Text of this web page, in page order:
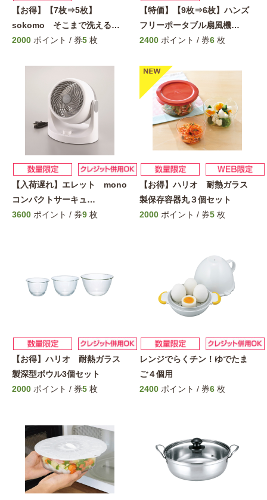
【お得】【7枚⇒5枚】
sokomo そこまで洗える…
2000 ポイント / 券5 枚
【特価】【9枚⇒6枚】ハンズ
フリーポータブル扇風機…
2400 ポイント / 券6 枚
【入荷遅れ】エレット mono
コンパクトサーキュ…
3600 ポイント / 券9 枚
【お得】ハリオ 耐熱ガラス
製保存容器丸３個セット
2000 ポイント / 券5 枚
【お得】ハリオ 耐熱ガラス
製深型ボウル3個セット
2000 ポイント / 券5 枚
レンジでらくチン！ゆでたま
ご４個用
2400 ポイント / 券6 枚